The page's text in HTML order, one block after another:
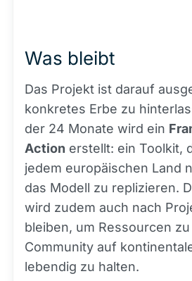
Was bleibt
Das Projekt ist darauf
konkretes Erbe zu
der 24 Monate wird ein
Action erstellt: ein Toolkit,
jedem europäischen Land
das Modell zu replizieren.
wird zudem auch nach
bleiben, um Ressourcen
Community auf
lebendig zu halten.